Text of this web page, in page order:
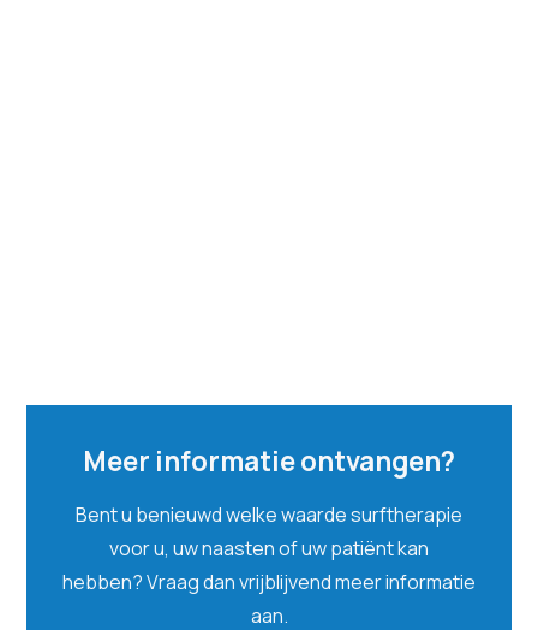
Meer informatie ontvangen?
Bent u benieuwd welke waarde surftherapie
voor u, uw naasten of uw patiënt kan
hebben? Vraag dan vrijblijvend meer informatie
aan.